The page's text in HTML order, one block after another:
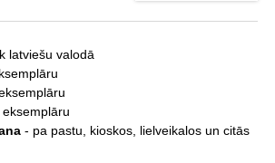
latviešu valodā
- pa pastu, kioskos, lielveikalos un citās